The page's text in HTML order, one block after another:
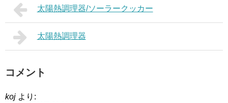
太陽熱調理器/ソーラークッカー
太陽熱調理器
コメント
koj より: